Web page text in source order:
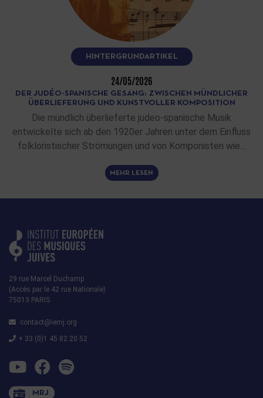
HINTERGRUNDARTIKEL
24/05/2026
DER JUDÉO-SPANISCHE GESANG: ZWISCHEN MÜNDLICHER
ÜBERLIEFERUNG UND KUNSTVOLLER KOMPOSITION
Die mündlich überlieferte judeo-spanische Musik
entwickelte sich ab den 1920er Jahren unter dem Einfluss
folkloristischer Strömungen und von Komponisten wie…
MEHR LESEN
29 rue Marcel Duchamp
(Accès par le 42 rue Nationale)
75013 PARIS
contact@iemj.org
+ 33 (0)1 45 82 20 52
MRJ